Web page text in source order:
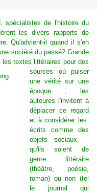
spécialistes de l'histoire du
les divers rapports de
Qu'advient-il quand il s'en
société du passé? Grande
textes littéraires pour des
sources où puiser
une vérité sur une
époque ; les
auteures l'invitent à
déplacer ce regard
et à considérer les
écrits comme des
objets sociaux, –
qu'ils soient de
genre littéraire
(théâtre, poésie,
roman) ou non (tel
le journal qui